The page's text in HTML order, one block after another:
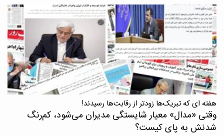
هفته ای که تبریک‌ها زودتر از رقابت‌ها رسیدند!
وقتی «مدال‌» معیار شایستگی مدیران می‌شود، کم‌رنگ
شدنش به پای کیست؟